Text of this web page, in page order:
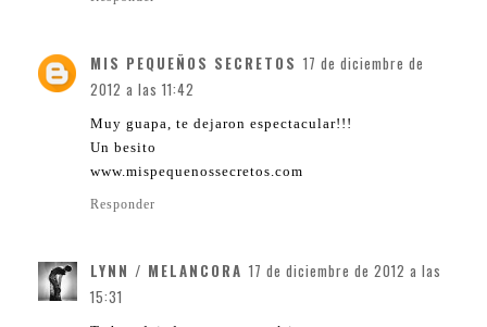
MIS PEQUEÑOS SECRETOS 17 de diciembre de
2012 a las 11:42
Muy guapa, te dejaron espectacular!!!
Un besito
www.mispequenossecretos.com
Responder
LYNN / MELANCORA 17 de diciembre de 2012 a las
15:31